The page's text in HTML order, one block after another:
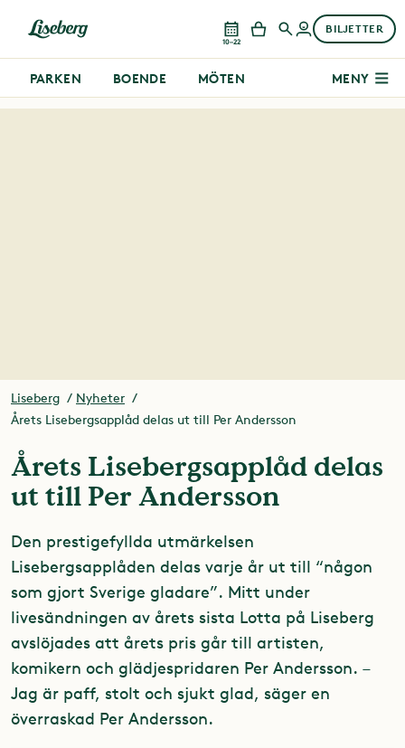
10–22
BILJETTER
PARKEN BOENDE MÖTEN MENY
Liseberg
Nyheter
Årets Lisebergsapplåd delas ut till Per Andersson
Årets Lisebergsapplåd delas
ut till Per Andersson
Den prestigefyllda utmärkelsen
Lisebergsapplåden delas varje år ut till “någon
som gjort Sverige gladare”. Mitt under
livesändningen av årets sista Lotta på Liseberg
avslöjades att årets pris går till artisten,
komikern och glädjespridaren Per Andersson. –
Jag är paff, stolt och sjukt glad, säger en
överraskad Per Andersson.